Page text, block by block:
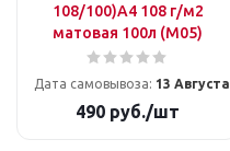
108/100)A4 108 г/м2
матовая 100л (M05)
Дата самовывоза: 13 Августа
490 руб./шт